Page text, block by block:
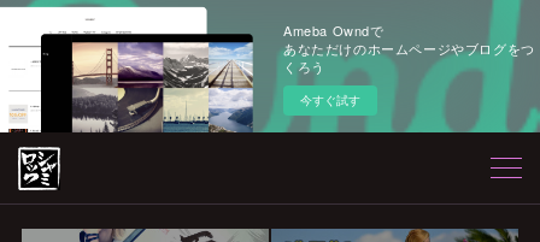
Ameba Owndで
あなただけのホームページやブログをつ
くろう
今すぐ試す